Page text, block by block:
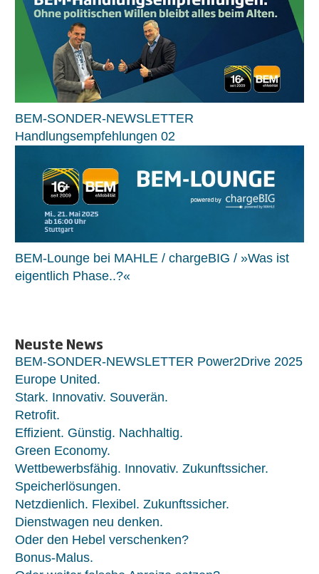
BEM-SONDER-NEWSLETTER
Handlungsempfehlungen 02
BEM-Lounge bei MAHLE / chargeBIG / »Was ist
eigentlich Phase..?«
Neuste News
BEM-SONDER-NEWSLETTER Power2Drive 2025
Europe United.
Stark. Innovativ. Souverän.
Retrofit.
Effizient. Günstig. Nachhaltig.
Green Economy.
Wettbewerbsfähig. Innovativ. Zukunftssicher.
Speicherlösungen.
Netzdienlich. Flexibel. Zukunftssicher.
Dienstwagen neu denken.
Oder den Hebel verschenken?
Bonus-Malus.